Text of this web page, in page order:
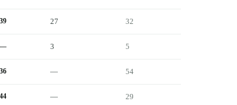
39 27 32
— 3 5
36 — 54
44 — 29